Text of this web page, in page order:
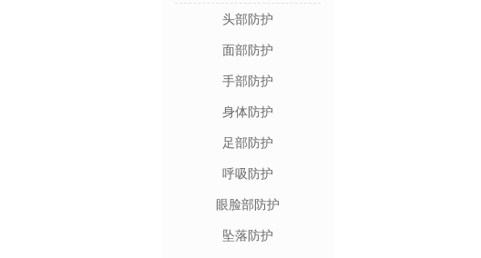
头部防护
面部防护
手部防护
身体防护
足部防护
呼吸防护
眼脸部防护
坠落防护